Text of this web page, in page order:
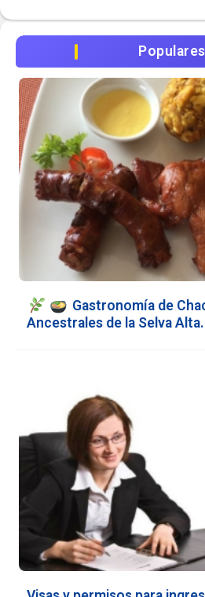
Populares
Gastronomía de
Ancestrales de la Selva